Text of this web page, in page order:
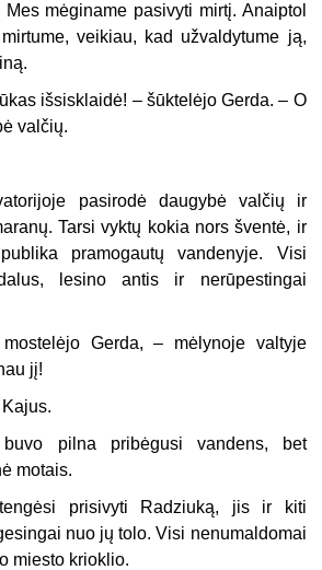
mėginame pasivyti mirtį. Anaiptol
veikiau, kad užvaldytume ją,
išsisklaidė! – šūktelėjo Gerda. – O
valčių.
pasirodė daugybė valčių ir
Tarsi vyktų kokia nors šventė, ir
pramogautų vandenyje. Visi
lesino antis ir nerūpestingai
Gerda, – mėlynoje valtyje
jį!
pilna pribėgusi vandens, bet
motais.
prisivyti Radziuką, jis ir kiti
nuo jų tolo. Visi nenumaldomai
miesto krioklio.